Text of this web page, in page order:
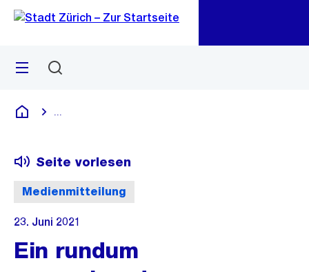
Navigation
Sprunglink
Menü
Deutsch
Medienmitteilung
Seite vorlesen
23. Juni 2021
Ein rundum